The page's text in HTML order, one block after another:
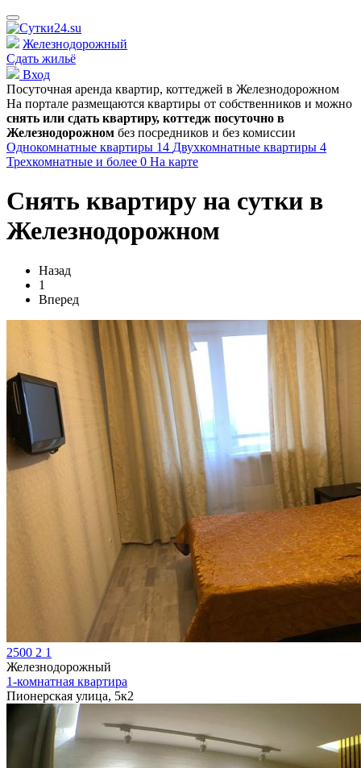
Железнодорожный
Сдать жильё
Вход
Посуточная аренда квартир, коттеджей в Железнодорожном
На портале размещаются квартиры от собственников и можно
снять или сдать квартиру, коттедж посуточно в
Железнодорожном без посредников и без комиссии
Однокомнатные квартиры 14 Двухкомнатные квартиры 4
Трехкомнатные и более 0 На карте
Снять квартиру на сутки в
Железнодорожном
Назад
1
Вперед
2500 2 1
Железнодорожный
1-комнатная квартира
Пионерская улица, 5к2